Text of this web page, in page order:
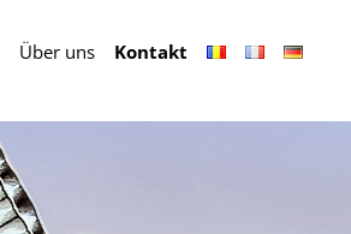
Über uns Kontakt